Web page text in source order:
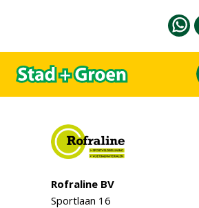
Rofraline BV
Sportlaan 16